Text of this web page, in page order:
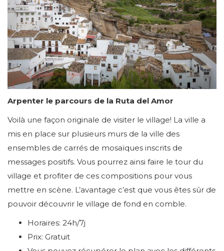
Arpenter le parcours de la Ruta del Amor
Voilà une façon originale de visiter le village! La ville a
mis en place sur plusieurs murs de la ville des
ensembles de carrés de mosaïques inscrits de
messages positifs. Vous pourrez ainsi faire le tour du
village et profiter de ces compositions pour vous
mettre en scène. L’avantage c’est que vous êtes sûr de
pouvoir découvrir le village de fond en comble.
Horaires: 24h/7j
Prix: Gratuit